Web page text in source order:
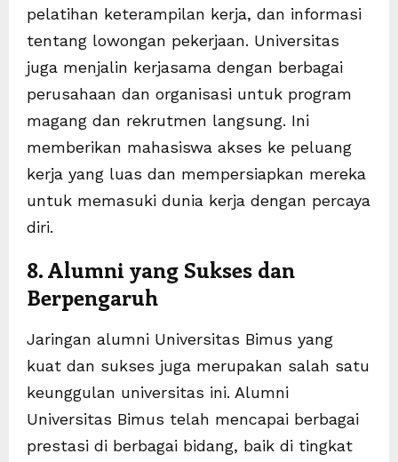
pelatihan keterampilan kerja, dan informasi
tentang lowongan pekerjaan. Universitas
juga menjalin kerjasama dengan berbagai
perusahaan dan organisasi untuk program
magang dan rekrutmen langsung. Ini
memberikan mahasiswa akses ke peluang
kerja yang luas dan mempersiapkan mereka
untuk memasuki dunia kerja dengan percaya
diri.
8. Alumni yang Sukses dan
Berpengaruh
Jaringan alumni Universitas Bimus yang
kuat dan sukses juga merupakan salah satu
keunggulan universitas ini. Alumni
Universitas Bimus telah mencapai berbagai
prestasi di berbagai bidang, baik di tingkat